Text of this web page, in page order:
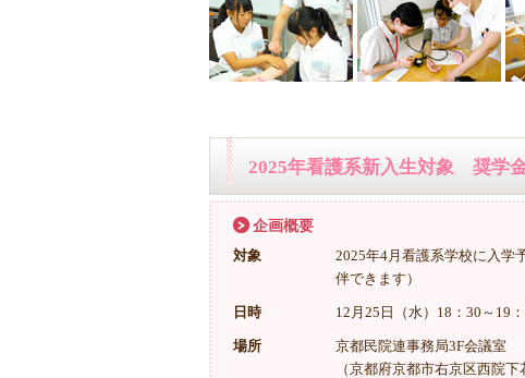
2025年看護系新入生対象 奨学
企画概要
対象
2025年4月看護系学校に入学
伴できます）
日時 12月25日（水）18：30～19：
場所
京都民院連事務局3F会議室
（京都府京都市右京区西院下